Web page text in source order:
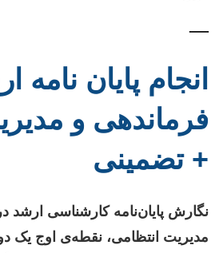
—
انجام پایان
فرماندهی و
+ تضمینی
نگارش پایان‌نامه کارشناسی ارشد
مدیریت انتظامی، نقطه‌ی اوج یک